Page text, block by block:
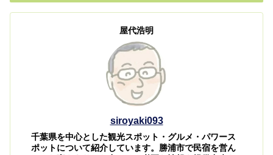
屋代浩明
siroyaki093
千葉県を中心とした観光スポット・グルメ・パワース
ポットについて紹介しています。勝浦市で民宿を営ん